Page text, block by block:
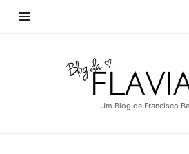
Blog
da
FlavianaUm Blog de Francisco